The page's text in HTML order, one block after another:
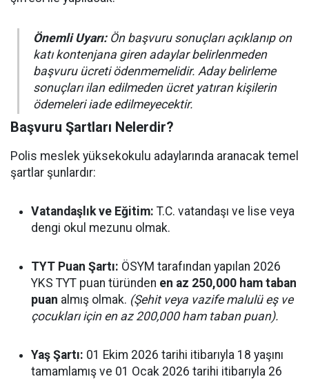
Önemli Uyarı:Ön başvuru sonuçları açıklanıp on
katı kontenjana giren adaylar belirlenmeden
başvuru ücreti ödenmemelidir. Aday belirleme
sonuçları ilan edilmeden ücret yatıran kişilerin
ödemeleri iade edilmeyecektir.
Başvuru Şartları Nelerdir?
Polis meslek yüksekokulu adaylarında aranacak temel
şartlar şunlardır:
Vatandaşlık ve Eğitim: T.C. vatandaşı ve lise veya
dengi okul mezunu olmak.
TYT Puan Şartı: ÖSYM tarafından yapılan 2026
YKS TYT puan türünden en az 250,000 ham taban
puan almış olmak. (Şehit veya vazife malulü eş ve
çocukları için en az 200,000 ham taban puan).
Yaş Şartı: 01 Ekim 2026 tarihi itibarıyla 18 yaşını
tamamlamış ve 01 Ocak 2026 tarihi itibarıyla 26